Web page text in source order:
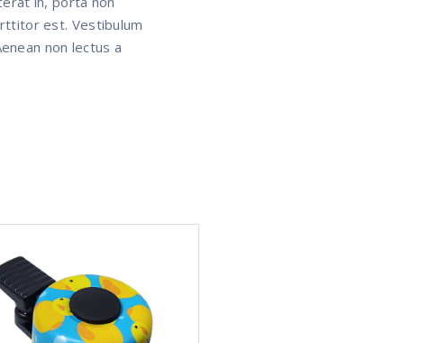
est. Vestibulum
non lectus a